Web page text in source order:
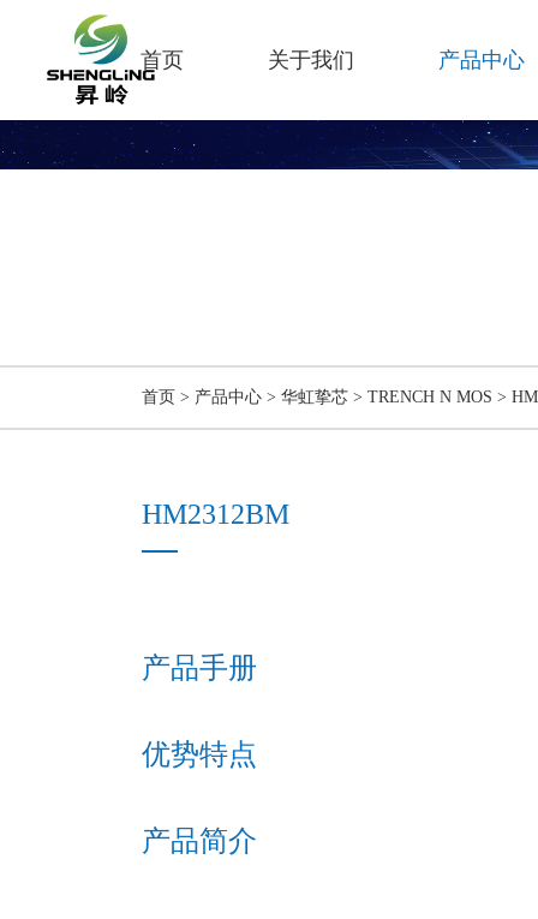
首页 关于我们 产品中心
首页 > 产品中心> 华虹挚芯> TRENCH N MOS >
HM2312BM
产品手册
优势特点
产品简介